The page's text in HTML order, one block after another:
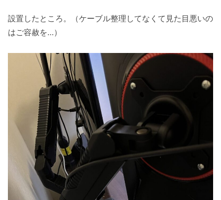
設置したところ。（ケーブル整理してなくて見た目悪いの
はご容赦を…）